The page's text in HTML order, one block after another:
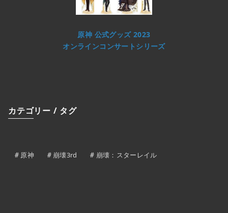
原神 公式グッズ 2023
オンラインコンサートシリーズ
カテゴリー / タグ
原神 崩壊3rd 崩壊：スターレイル